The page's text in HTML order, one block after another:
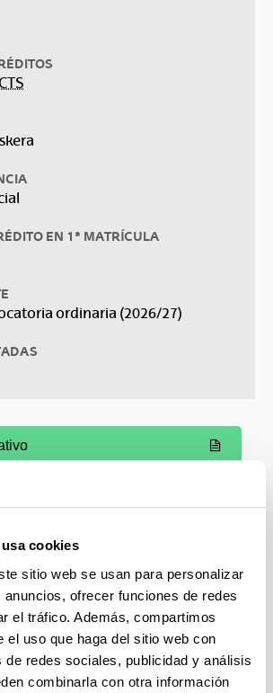
cookies
sitio web se usan para personalizar
ofrecer funciones de redes
el tráfico. Además, compartimos
el uso que haga del sitio web con
de redes sociales, publicidad y análisis
combinarla con otra información
EN 1ª MATRÍCULA
ordinaria (2026/27)
ventana)